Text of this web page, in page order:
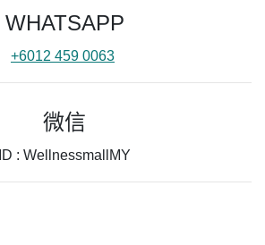
WHATSAPP
+6012 459 0063
微信
ID : WellnessmallMY